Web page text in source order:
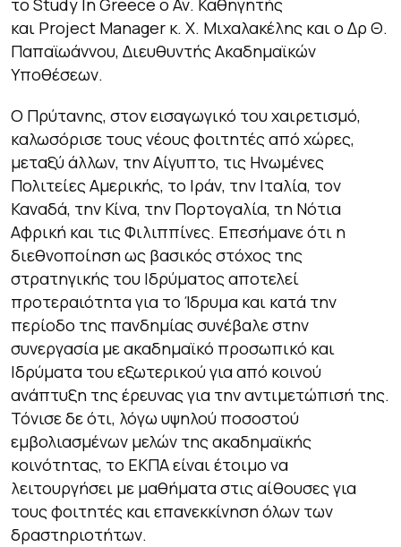
το Study In Greece o Αν. Καθηγητής
και Project Manager κ. Χ. Μιχαλακέλης και ο Δρ Θ.
Παπαϊωάννου, Διευθυντής Ακαδημαϊκών
Υποθέσεων.
Ο Πρύτανης, στον εισαγωγικό του χαιρετισμό,
καλωσόρισε τους νέους φοιτητές από χώρες,
μεταξύ άλλων, την Αίγυπτο, τις Ηνωμένες
Πολιτείες Αμερικής, το Ιράν, την Ιταλία, τον
Καναδά, την Κίνα, την Πορτογαλία, τη Νότια
Αφρική και τις Φιλιππίνες. Επεσήμανε ότι η
διεθνοποίηση ως βασικός στόχος της
στρατηγικής του Ιδρύματος αποτελεί
προτεραιότητα για το Ίδρυμα και κατά την
περίοδο της πανδημίας συνέβαλε στην
συνεργασία με ακαδημαϊκό προσωπικό και
Ιδρύματα του εξωτερικού για από κοινού
ανάπτυξη της έρευνας για την αντιμετώπισή της.
Τόνισε δε ότι, λόγω υψηλού ποσοστού
εμβολιασμένων μελών της ακαδημαϊκής
κοινότητας, το ΕΚΠΑ είναι έτοιμο να
λειτουργήσει με μαθήματα στις αίθουσες για
τους φοιτητές και επανεκκίνηση όλων των
δραστηριοτήτων.